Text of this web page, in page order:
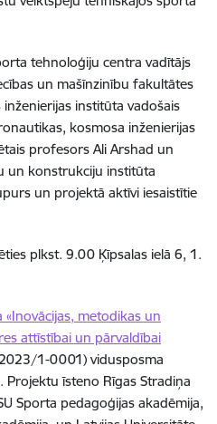
tehnoloģiju centra vadītājs
un mašīnzinību fakultātes
institūta vadošais
kosmosa inženierijas
profesors Ali Arshad un
un konstrukciju institūta
un projektā aktīvi iesaistītie
plkst. 9.00 Ķīpsalas ielā 6, 1.
«Inovācijas, metodikas un
attīstībai un pārvaldībai
1-0001) vidusposma
īsteno Rīgas Stradiņa
Sporta pedagoģijas akadēmija,